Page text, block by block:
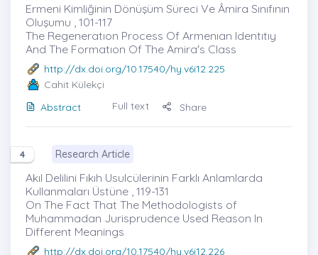
Ermeni Kimliğinin Dönüşüm Süreci Ve Âmira Sınıfının
Oluşumu , 101-117
The Regeneratıon Process Of Armenıan Identıtıy
And The Formatıon Of The Amira's Class
http://dx.doi.org/10.17540/hy.v6i12.225
Cahit Külekçi
Abstract
Full text Share
4 Research Article
Akıl Delilini Fıkıh Usulcülerinin Farklı Anlamlarda
Kullanmaları Üstüne , 119-131
On The Fact That The Methodologists of
Muhammadan Jurisprudence Used Reason In
Different Meanings
http://dx.doi.org/10.17540/hy.v6i12.226